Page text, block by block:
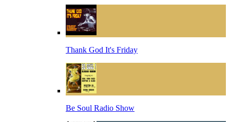
Thank God It's Friday
Be Soul Radio Show